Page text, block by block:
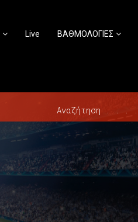
Live ΒΑΘΜΟΛΟΓΙΕΣ